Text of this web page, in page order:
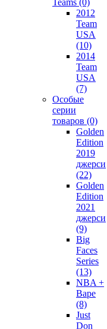
2012
Team
USA
(10)
2014
Team
USA
(7)
Особые
серии
товаров (0)
Golden
Edition
2019
джерси
(22)
Golden
Edition
2021
джерси
(9)
Big
Faces
Series
(13)
NBA +
Bape
(8)
Just
Don